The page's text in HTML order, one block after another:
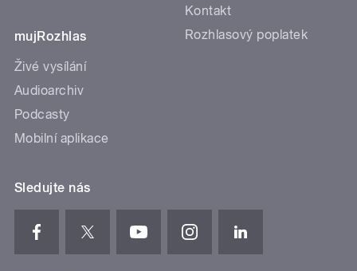
mujRozhlas
Živé vysílání
Audioarchiv
Podcasty
Mobilní aplikace
Kontakt
Rozhlasový poplatek
Sledujte nás